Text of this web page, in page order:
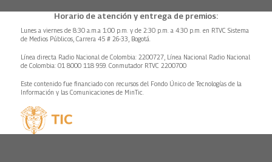
Horario de atención y entrega de premios:
Lunes a viernes de 8:30 a.m.a 1:00 p.m. y de 2:30 p.m. a 4:30 p.m. en RTVC Sistema
de Medios Públicos, Carrera 45 # 26-33, Bogotá.
Línea directa Radio Nacional de Colombia: 2200727, Línea Nacional Radio Nacional
de Colombia: 01 8000 118 959. Conmutador RTVC 2200700
Este contenido fue financiado con recursos del Fondo Único de Tecnologías de la
Información y las Comunicaciones de MinTic.